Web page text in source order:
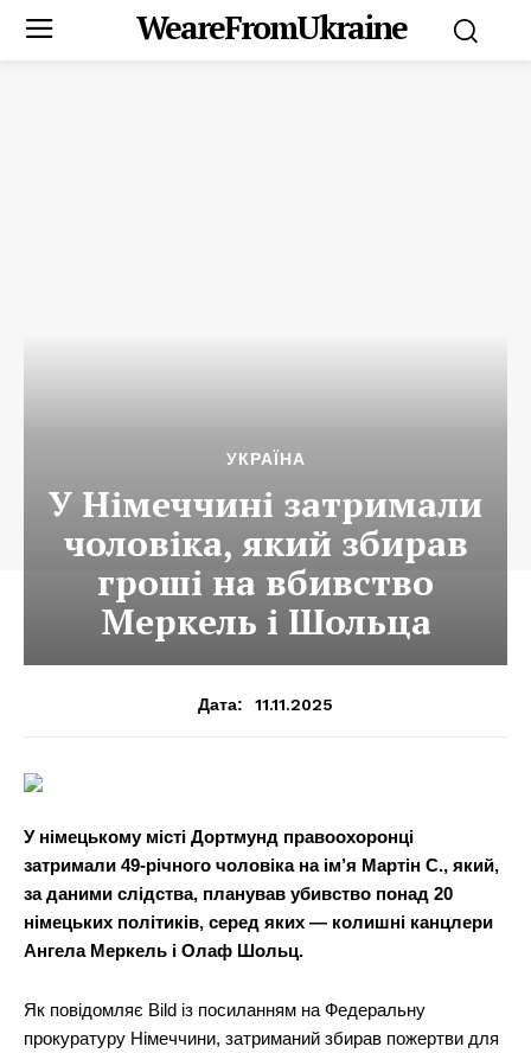
WeareFromUkraine
УКРАЇНА
У Німеччині затримали
чоловіка, який збирав
гроші на вбивство
Меркель і Шольца
Дата: 11.11.2025
У німецькому місті Дортмунд правоохоронці
затримали 49-річного чоловіка на ім’я Мартін С., який,
за даними слідства, планував убивство понад 20
німецьких політиків, серед яких — колишні канцлери
Ангела Меркель і Олаф Шольц.
Як повідомляє Bild із посиланням на Федеральну
прокуратуру Німеччини, затриманий збирав пожертви для